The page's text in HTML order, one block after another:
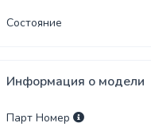
Состояние
Информация о модели
Парт Номер